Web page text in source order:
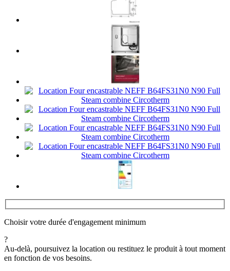
Choisir votre durée d'engagement minimum
?
Au-delà, poursuivez la location ou restituez le produit à tout moment
en fonction de vos besoins.